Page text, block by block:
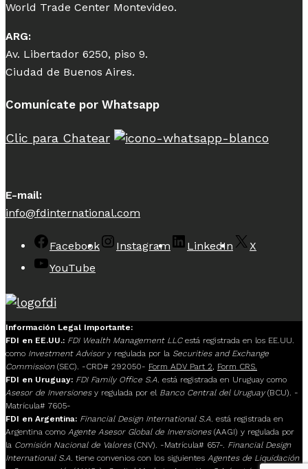
World Trade Center Montevideo.
ARG:
Av. Libertador 6250, piso 9.
Ciudad de Buenos Aires.
Comunícate por Whatsapp
Clic para Chatear
E-mail:
info@fdinternational.com
Facebook Instagram LinkedIn
X
YouTube
Información Legal Importante:
FDI en EE.UU.: FDI Wealth Management LLCestá registrada en los EE.UU.
como Investment Advisory regulada por la Securities and Exchange
Commission(SEC). -CRD# 292050- Form ADV Part 2
Form CRS.
FDI en Uruguay: FDI Family Office S.A. está registrada en Uruguay como
Asesor de Inversionesy regulada por el Banco Central del Uruguay(BCU). -
Matrícula# 7605-
FDI en Argentina: Financial Design International S.A. está registrada en
Argentina como Agente Asesor Global de Inversiones(AAGI) y regulada por
la Comisión Nacional de Valores(CNV). -Matrícula# 657-. Financial Design
International S.A. tiene convenios con los siguientes Agentes de Liquidación